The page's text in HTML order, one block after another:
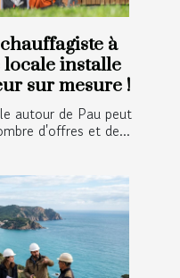
à
locale installe
sur mesure !
autour de Pau peut
d'offres et de...